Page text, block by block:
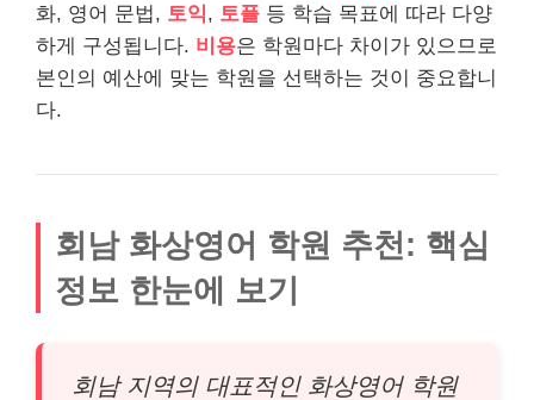
화, 영어 문법, 토익, 토플 등 학습 목표에 따라 다양
하게 구성됩니다. 비용은 학원마다 차이가 있으므로
본인의 예산에 맞는 학원을 선택하는 것이 중요합니
다.
회남 화상영어 학원 추천: 핵심
정보 한눈에 보기
회남 지역의 대표적인 화상영어 학원